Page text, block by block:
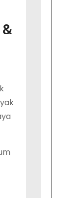
&